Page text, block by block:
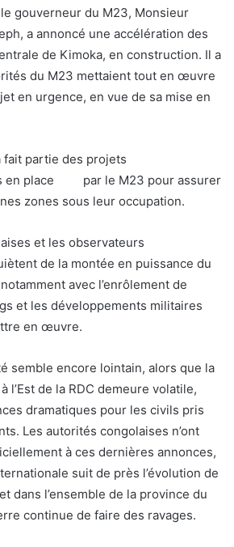
gouverneur du M23, Monsieur
a annoncé une accélération des
de Kimoka, en construction. Il a
du M23 mettaient tout en œuvre
en urgence, en vue de sa mise en
fait partie des projets
en place par le M23 pour assurer
zones sous leur occupation.
et les observateurs
de la montée en puissance du
avec l’enrôlement de
et les développements militaires
en œuvre.
semble encore lointain, alors que la
l’Est de la RDC demeure volatile,
dramatiques pour les civils pris
Les autorités congolaises n’ont
à ces dernières annonces,
suit de près l’évolution de
dans l’ensemble de la province du
continue de faire des ravages.